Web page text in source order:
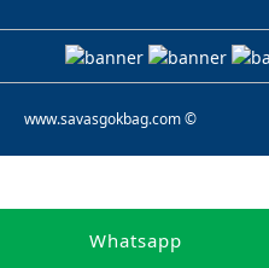
Whatsapp
www.savasgokbag.com ©